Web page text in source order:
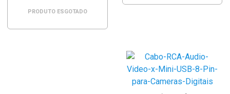
PRODUTO ESGOTADO